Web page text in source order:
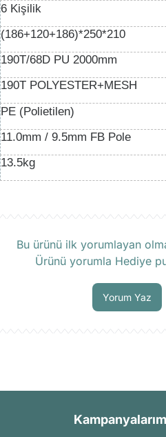
6 Kişilik
(186+120+186)*250*210
190T/68D PU 2000mm
190T POLYESTER+MESH
PE (Polietilen)
11.0mm / 9.5mm FB Pole
13.5kg
Bu ürünü ilk yorumlayan
Ürünü yorumla Hediye
Yorum Yaz